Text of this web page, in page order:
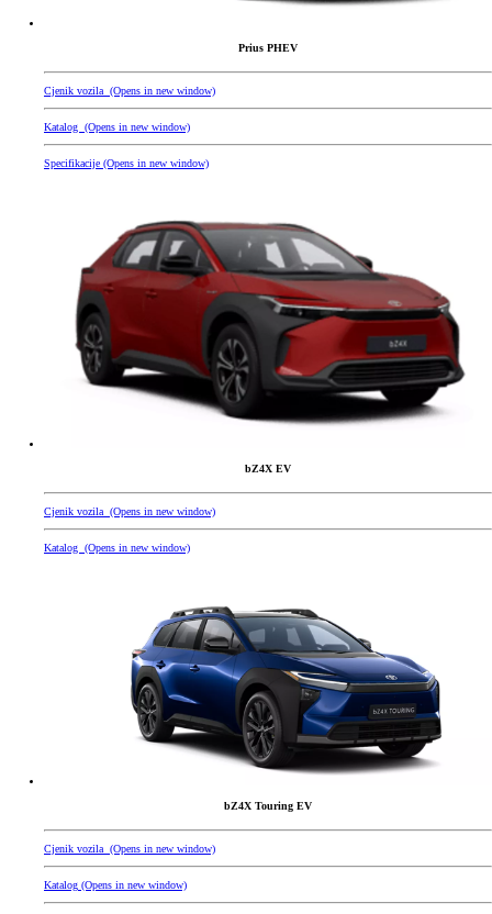
Prius PHEV
Cjenik vozila (Opens in new window)
Katalog (Opens in new window)
Specifikacije (Opens in new window)
bZ4X EV
Cjenik vozila (Opens in new window)
Katalog (Opens in new window)
bZ4X Touring EV
Cjenik vozila (Opens in new window)
Katalog (Opens in new window)